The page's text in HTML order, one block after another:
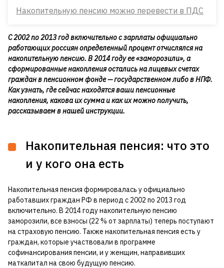
Накопительную пенсию можно перевести в ПДС
С 2002 по 2013 год включительно с зарплаты официально
работающих россиян определенный процент отчислялся на
накопительную пенсию. В 2014 году ее «заморозили», а
сформированные накопления остались на лицевых счетах
граждан в пенсионном фонде — государственном либо в НПФ.
Как узнать, где сейчас находятся ваши пенсионные
накопления, какова их сумма и как их можно получить,
рассказываем в нашей инструкции.
Накопительная пенсия: что это
и у кого она есть
Накопительная пенсия формировалась у официально
работавших граждан РФ в период с 2002 по 2013 год
включительно. В 2014 году накопительную пенсию
заморозили, все взносы (22 % от зарплаты) теперь поступают
на страховую пенсию. Также накопительная пенсия есть у
граждан, которые участвовали в программе
софинансирования пенсии, и у женщин, направивших
маткапитал на свою будущую пенсию.